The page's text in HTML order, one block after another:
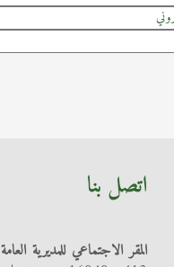
اتصل بنا
المقر الاجتماعي للمديرية العامة